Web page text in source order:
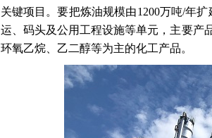
关键项目。要把炼油规模由1200万吨/年
运、码头及公用工程设施等单元，主要产
环氧乙烷、乙二醇等为主的化工产品。